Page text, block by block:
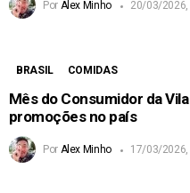
Por Alex Minho 20/03/2026,
BRASIL COMIDAS
Mês do Consumidor da
promoções no país
Por Alex Minho 17/03/2026,